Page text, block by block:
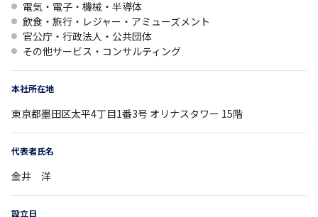
電気・電子・機械・半導体
飲食・旅行・レジャー・アミューズメント
官公庁・行政法人・公共団体
その他サービス・コンサルティング
本社所在地
東京都墨田区太平4丁目1番3号 オリナスタワー 15階
代表者氏名
金井 洋
設立日